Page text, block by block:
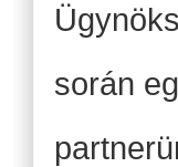
során